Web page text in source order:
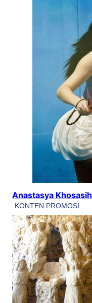
Anastasya Khosasih